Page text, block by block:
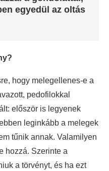
egyedül az oltás
hogy melegellenes-e a
pedofilokkal
először is legyenek
leginkább a melegek
tűnik annak. Valamilyen
hozzá. Szerinte a
a törvényt, és ha ezt